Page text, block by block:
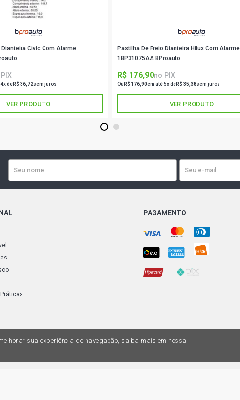
Civic Com Alarme
deR$ 36,72sem juros
VER PRODUTO
Pastilha De Freio Dianteira Hilux Com Alarme
1BP31075AA BProauto
R$ 176,90no PIX
Ou R$ 176,90em até 5x deR$ 35,38sem juros
VER PRODUTO
1 2
PAGAMENTO
sua experiência de navegação, saiba mais em nossa